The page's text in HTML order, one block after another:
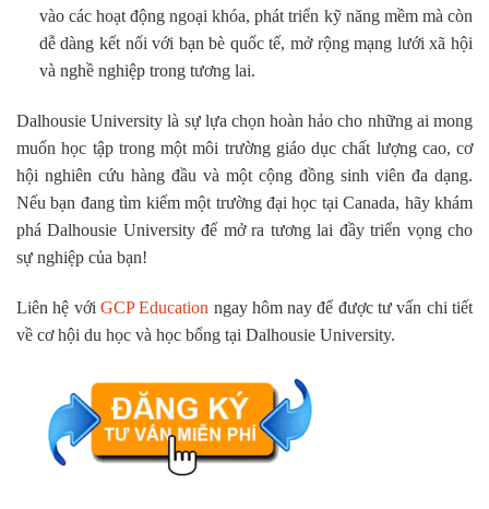
vào các hoạt động ngoại khóa, phát triển kỹ năng mềm mà còn
dễ dàng kết nối với bạn bè quốc tế, mở rộng mạng lưới xã hội
và nghề nghiệp trong tương lai.
Dalhousie University là sự lựa chọn hoàn hảo cho những ai mong
muốn học tập trong một môi trường giáo dục chất lượng cao, cơ
hội nghiên cứu hàng đầu và một cộng đồng sinh viên đa dạng.
Nếu bạn đang tìm kiếm một trường đại học tại Canada, hãy khám
phá Dalhousie University để mở ra tương lai đầy triển vọng cho
sự nghiệp của bạn!
Liên hệ với GCP Education ngay hôm nay để được tư vấn chi tiết
về cơ hội du học và học bổng tại Dalhousie University.